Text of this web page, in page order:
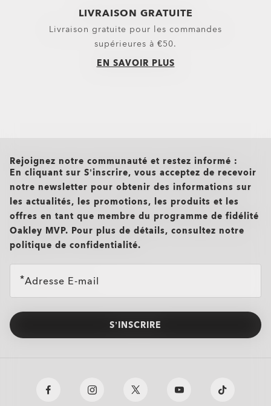
Petits essentiels
Chaussettes
Sweats à capuche & Sweats
Polos
Chemises
LIVRAISON GRATUITE
Livraison gratuite pour les commandes
supérieures à €50.
EN SAVOIR PLUS
Rejoignez notre communauté et restez informé :
En cliquant sur S’inscrire, vous acceptez de recevoir
notre newsletter pour obtenir des informations sur
les actualités, les promotions, les produits et les
offres en tant que membre du programme de fidélité
Oakley MVP. Pour plus de détails, consultez notre
politique de confidentialité.
Adresse E-mail
S’INSCRIRE